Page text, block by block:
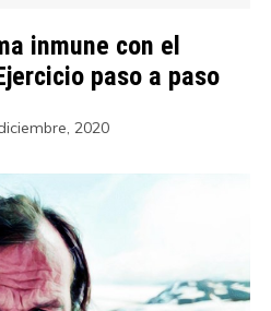
inmune con el
paso a paso
2020